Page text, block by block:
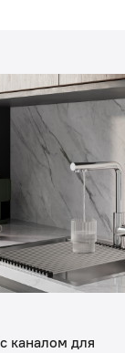
каналом для